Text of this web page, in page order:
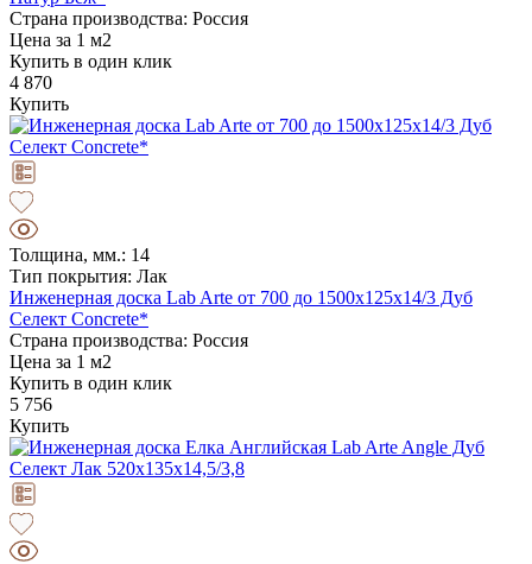
Страна производства: Россия
Цена за 1 м2
Купить в один клик
4 870
Купить
Толщина, мм.: 14
Тип покрытия: Лак
Инженерная доска Lab Arte от 700 до 1500х125х14/3 Дуб
Селект Concrete*
Страна производства: Россия
Цена за 1 м2
Купить в один клик
5 756
Купить